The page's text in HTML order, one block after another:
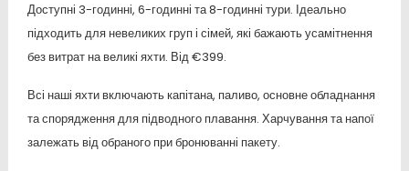
Доступні 3-годинні, 6-годинні та 8-годинні тури. Ідеально
підходить для невеликих груп і сімей, які бажають усамітнення
без витрат на великі яхти. Від €399.
Всі наші яхти включають капітана, паливо, основне обладнання
та спорядження для підводного плавання. Харчування та напої
залежать від обраного при бронюванні пакету.